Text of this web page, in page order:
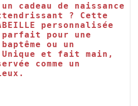
cadeau de naissance
? Cette
personnalisée
pour une
ou un
et fait main,
comme un